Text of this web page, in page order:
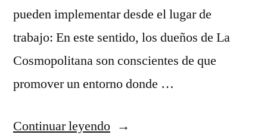
pueden implementar desde el lugar de
trabajo: En este sentido, los dueños de La
Cosmopolitana son conscientes de que
promover un entorno donde …
Continuar leyendo“¿Cómo